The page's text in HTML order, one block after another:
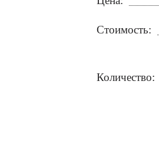
Стоимость:
Количество: